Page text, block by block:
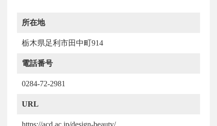
所在地
栃木県足利市田中町914
電話番号
0284-72-2981
URL
https://acd.ac.jp/design-beauty/